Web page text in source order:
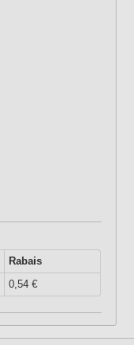
Rabais
0,54 €